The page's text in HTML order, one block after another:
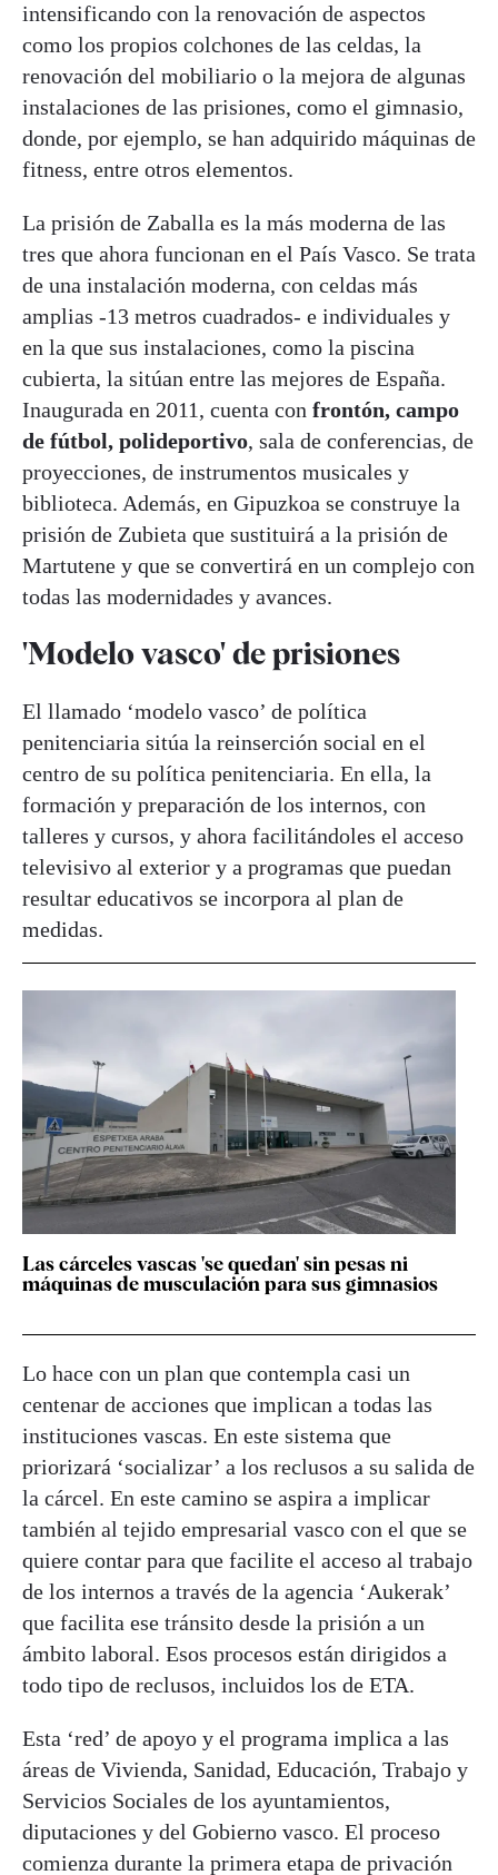
intensificando con la renovación de aspectos
como los propios colchones de las celdas, la
renovación del mobiliario o la mejora de algunas
instalaciones de las prisiones, como el gimnasio,
donde, por ejemplo, se han adquirido máquinas de
fitness, entre otros elementos.
La prisión de Zaballa es la más moderna de las
tres que ahora funcionan en el País Vasco. Se trata
de una instalación moderna, con celdas más
amplias -13 metros cuadrados- e individuales y
en la que sus instalaciones, como la piscina
cubierta, la sitúan entre las mejores de España.
Inaugurada en 2011, cuenta con frontón, campo
de fútbol, polideportivo, sala de conferencias, de
proyecciones, de instrumentos musicales y
biblioteca. Además, en Gipuzkoa se construye la
prisión de Zubieta que sustituirá a la prisión de
Martutene y que se convertirá en un complejo con
todas las modernidades y avances.
'Modelo vasco' de prisiones
El llamado ‘modelo vasco’ de política
penitenciaria sitúa la reinserción social en el
centro de su política penitenciaria. En ella, la
formación y preparación de los internos, con
talleres y cursos, y ahora facilitándoles el acceso
televisivo al exterior y a programas que puedan
resultar educativos se incorpora al plan de
medidas.
Las cárceles vascas 'se quedan' sin pesas ni
máquinas de musculación para sus gimnasios
Lo hace con un plan que contempla casi un
centenar de acciones que implican a todas las
instituciones vascas. En este sistema que
priorizará ‘socializar’ a los reclusos a su salida de
la cárcel. En este camino se aspira a implicar
también al tejido empresarial vasco con el que se
quiere contar para que facilite el acceso al trabajo
de los internos a través de la agencia ‘Aukerak’
que facilita ese tránsito desde la prisión a un
ámbito laboral. Esos procesos están dirigidos a
todo tipo de reclusos, incluidos los de ETA.
Esta ‘red’ de apoyo y el programa implica a las
áreas de Vivienda, Sanidad, Educación, Trabajo y
Servicios Sociales de los ayuntamientos,
diputaciones y del Gobierno vasco. El proceso
comienza durante la primera etapa de privación